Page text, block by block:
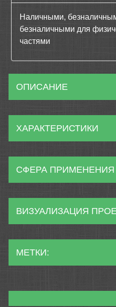
Наличными,
безналичными для
частями
ОПИСАНИЕ
ХАРАКТЕРИСТИКИ
СФЕРА ПРИМЕНЕНИЯ
ВИЗУАЛИЗАЦИЯ
МЕТКИ: